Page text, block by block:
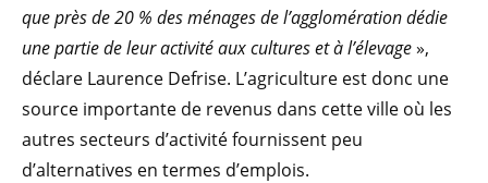
que près de 20 % des ménages de l’agglomération dédie
une partie de leur activité aux cultures et à l’élevage»,
déclare Laurence Defrise. L’agriculture est donc une
source importante de revenus dans cette ville où les
autres secteurs d’activité fournissent peu
d’alternatives en termes d’emplois.